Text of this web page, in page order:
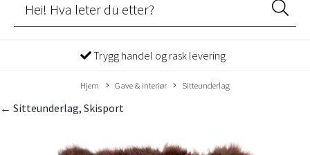
Trygg handel og rask levering
Hjem Gave & interiør Sitteunderlag
← Sitteunderlag, Skisport